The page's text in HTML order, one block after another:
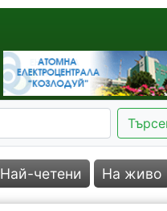
Най-четени На живо